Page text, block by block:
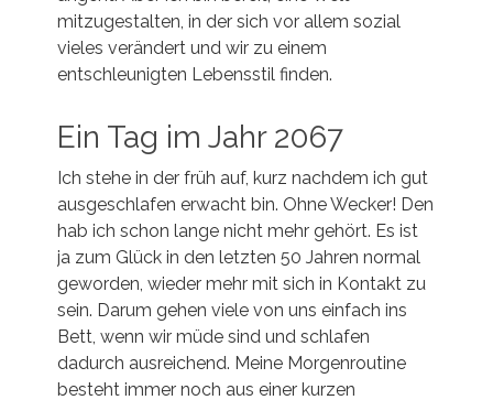
mitzugestalten, in der sich vor allem sozial
vieles verändert und wir zu einem
entschleunigten Lebensstil finden.
Ein Tag im Jahr 2067
Ich stehe in der früh auf, kurz nachdem ich gut
ausgeschlafen erwacht bin. Ohne Wecker! Den
hab ich schon lange nicht mehr gehört. Es ist
ja zum Glück in den letzten 50 Jahren normal
geworden, wieder mehr mit sich in Kontakt zu
sein. Darum gehen viele von uns einfach ins
Bett, wenn wir müde sind und schlafen
dadurch ausreichend. Meine Morgenroutine
besteht immer noch aus einer kurzen